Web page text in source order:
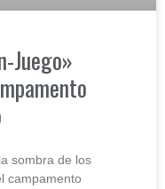
Juego»
sombra de los
campamento